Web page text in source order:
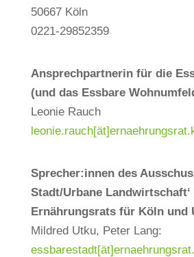
50667 Köln
0221-29852359
Ansprechpartnerin für die
(und das Essbare
Leonie Rauch
Sprecher:innen des
Stadt/Urbane Landwirtschaft‘
Ernährungsrats für Köln und
Mildred Utku, Peter Lang: